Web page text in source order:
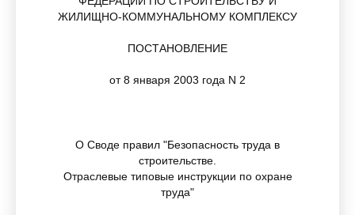
ЖИЛИЩНО-КОММУНАЛЬНОМУ КОМПЛЕКСУ
ПОСТАНОВЛЕНИЕ
от 8 января 2003 года N 2
О Своде правил "Безопасность труда в
строительстве.
Отраслевые типовые инструкции по охране
труда"